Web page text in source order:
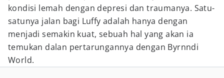
kondisi lemah dengan depresi dan traumanya. Satu-
satunya jalan bagi Luffy adalah hanya dengan
menjadi semakin kuat, sebuah hal yang akan ia
temukan dalan pertarungannya dengan Byrnndi
World.